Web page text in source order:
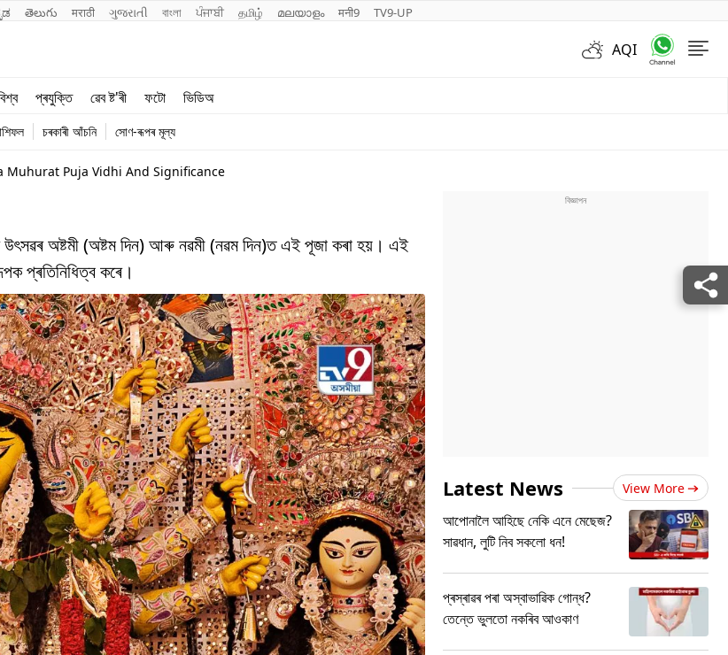
తెలుగు मराठी ગુજરાતી বাংলা ਪੰਜਾਬੀ தமிழ் മലയാളം मनी9 TV9-UP
AQI
প্ৰযুক্তি ৱেব ষ্ট'ৰী ফটো ভিডিঅ
খেল
জীৱনশৈলী
চৰকাৰী আঁচনি সোণ-ৰূপৰ মূল্য
Muhurat Puja Vidhi And Significance
উৎসৱৰ অষ্টমী (অষ্টম দিন) আৰু নৱমী (নৱম দিন)ত এই পূজা কৰা হয়। এই
প্ৰতিনিধিত্ব কৰে।
Latest News View More
আপোনালৈ আহিছে নেকি এনে মেছেজ?
সাৱধান, লুটি নিব সকলো ধন!
প্ৰস্ৰাৱৰ পৰা অস্বাভাৱিক গোন্ধ?
তেন্তে ভুলতো নকৰিব আওকাণ